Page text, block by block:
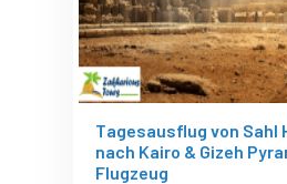
Tagesausflug von Sahl
nach Kairo & Gizeh
Flugzeug